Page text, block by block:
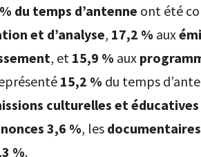
du temps d’antenne ont été
et d’analyse, 17,2 % aux
, et 15,9 % aux
15,2 % du temps
culturelles et éducatives
3,6 %, les documentaires
%.